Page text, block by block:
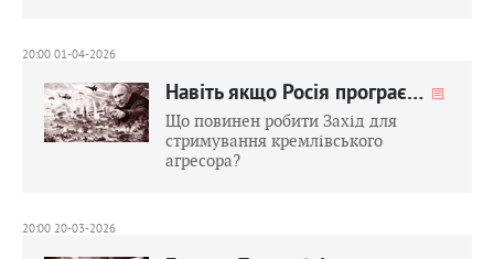
20:00 01-04-2026
Навіть якщо Росія програє…
Що повинен робити Захід для
стримування кремлівського
агресора?
20:00 20-03-2026